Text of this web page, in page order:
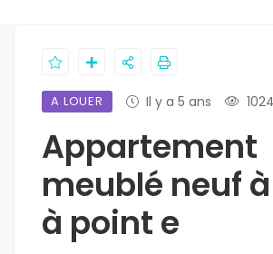
A LOUER Il y a 5 ans
Appartement
meublé neuf
à point e